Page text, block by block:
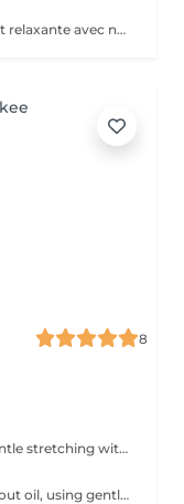
Profitez d'une atmosphère chaleureuse et relaxante avec notre massage aux bougies de 40, 60 ou 90 minutes. Nos esthéticiennes spécialisées intègrent des bougies parfumées pour créer une ambiance paisible tout en appliquant des techniques douces visant à soulager les tensions musculaires. Le temps de préparation et d'installation de la cliente est inclus dans la période choisie, garantissant que chaque minute soit dédiée à votre bien-être. Offrez-vous une expérience de rajeunissement du corps et de l'esprit dans ce cadre serein.
8
Traditional Thai oil massage combines gentle stretching with flowing massage techniques using warm oil to ease muscle tension, improve circulation, and promote deep relaxation.
Traditional Thai massage performed without oil, using gentle stretching and acupressure techniques to relieve muscle tension, improve flexibility, and promote deep relaxation.